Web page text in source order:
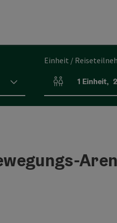
Einheit /
Einheitenanzahl
1 Einheit, 2